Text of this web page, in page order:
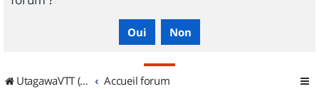
UtagawaVTT (Randos VTT et VTTAE avec traces GPS) Accueil forum